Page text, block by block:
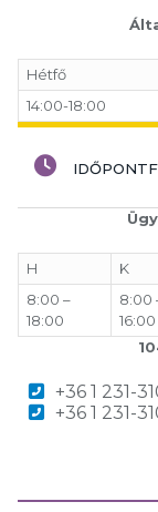
Hétfő
14:00-18:00
H K
8:00 –
18:00
8:00
16:00
+36 1 231-
+36 1 231-